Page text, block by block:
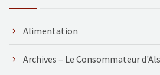
Alimentation
Archives – Le Consommateur